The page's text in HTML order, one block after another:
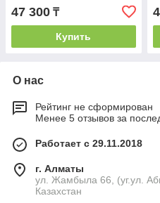
47 300 ₸
Купить
О нас
Рейтинг не сформирован
Менее 5 отзывов за
Работает с 29.11.2018
г. Алматы
ул. Жамбыла 66, (уг.ул.
Казахстан